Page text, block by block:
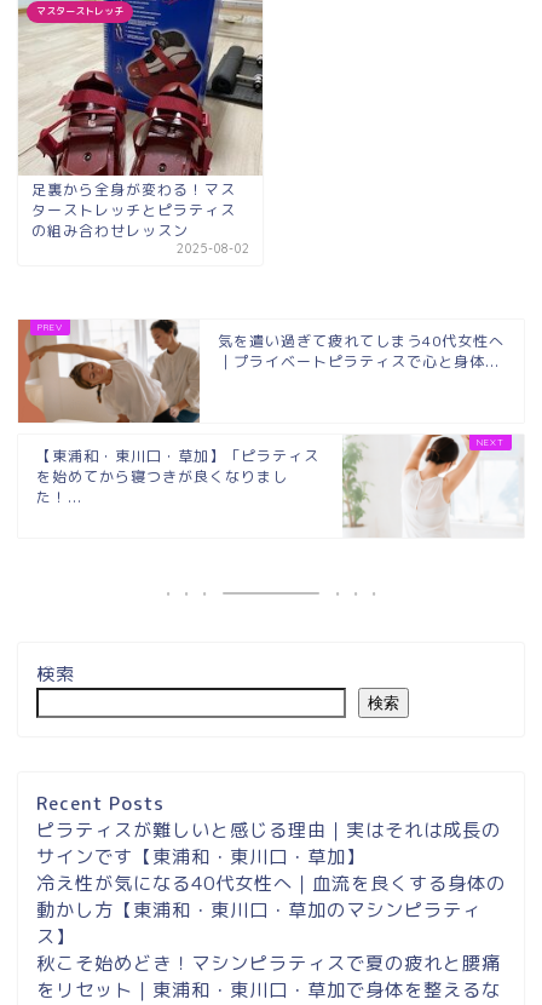
マスターストレッチ
足裏から全身が変わる！マス
ターストレッチとピラティス
の組み合わせレッスン
2025-08-02
気を遣い過ぎて疲れてしまう40代女性へ
｜プライベートピラティスで心と身体...
【東浦和・東川口・草加】「ピラティス
を始めてから寝つきが良くなりまし
た！...
検索
検索
Recent Posts
ピラティスが難しいと感じる理由｜実はそれは成長の
サインです【東浦和・東川口・草加】
冷え性が気になる40代女性へ｜血流を良くする身体の
動かし方【東浦和・東川口・草加のマシンピラティ
ス】
秋こそ始めどき！マシンピラティスで夏の疲れと腰痛
をリセット｜東浦和・東川口・草加で身体を整えるな
内
東浦和スタジオ予約
東浦和｜大人女性のための
マシンピラティススタジオ